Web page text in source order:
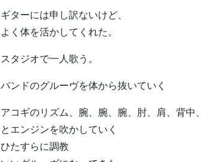
ギターには申し訳ないけど、
よく体を活かしてくれた。
スタジオで一人歌う。
バンドのグルーヴを体から抜いていく
アコギのリズム、腕、腕、腕、肘、肩、背中、
とエンジンを吹かしていく
ひたすらに調教